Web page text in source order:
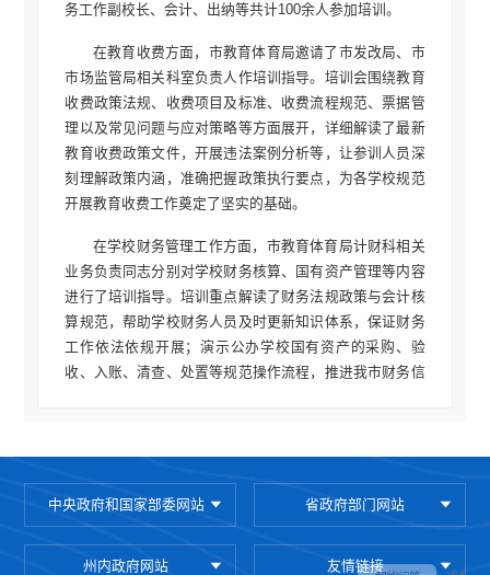
务工作副校长、会计、出纳等共计100余人参加培训。
在教育收费方面，市教育体育局邀请了市发改局、市
市场监管局相关科室负责人作培训指导。培训会围绕教育
收费政策法规、收费项目及标准、收费流程规范、票据管
理以及常见问题与应对策略等方面展开，详细解读了最新
教育收费政策文件，开展违法案例分析等，让参训人员深
刻理解政策内涵，准确把握政策执行要点，为各学校规范
开展教育收费工作奠定了坚实的基础。
在学校财务管理工作方面，市教育体育局计财科相关
业务负责同志分别对学校财务核算、国有资产管理等内容
进行了培训指导。培训重点解读了财务法规政策与会计核
算规范，帮助学校财务人员及时更新知识体系，保证财务
工作依法依规开展；演示公办学校国有资产的采购、验
收、入账、清查、处置等规范操作流程，推进我市财务信
训人员会后要及时将培训内容传达学习到学校相关岗位人
员，特别是中心校要组织做好下属各学校的培训工作；二
单，认真开展学校收费自查，规范开展收费工作；三是要
中央政府和国家部委网站 省政府部门网站
州内政府网站 友情链接